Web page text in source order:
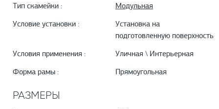
Тип скамейки : Модульная
Условие установки :
Установка на
подготовленную поверхность
Условия применения : Уличная \ Интерьерная
Форма рамы : Прямоугольная
РАЗМЕРЫ